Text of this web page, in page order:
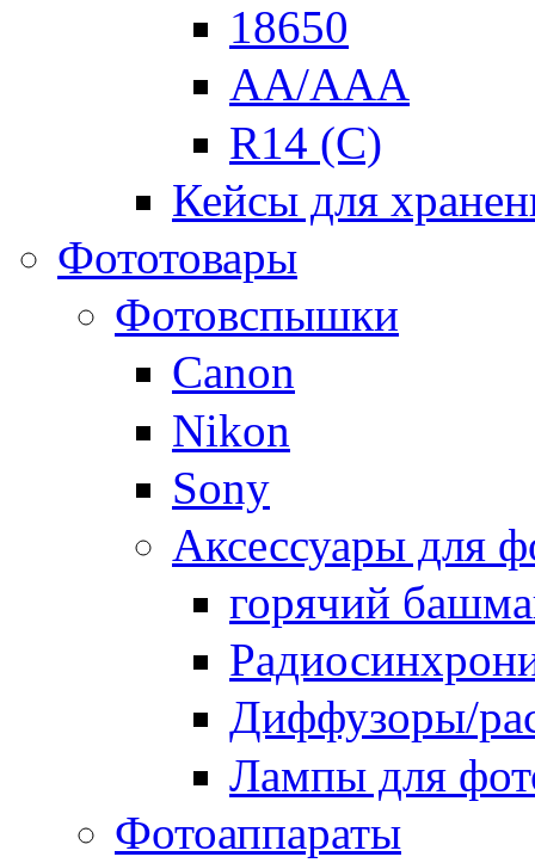
18650
AA/AAA
R14 (C)
Кейсы для
Фототовары
Фотовспышки
Canon
Nikon
Sony
Аксессуары для
горячий
Диффузоры/
Лампы для
Фотоаппараты